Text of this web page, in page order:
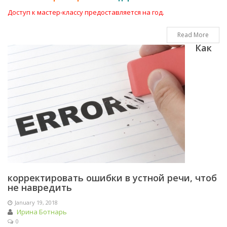
Доступ к мастер-классу предоставляется на год.
Read More
Как
корректировать ошибки в устной речи, чтоб
не навредить
January 19, 2018
Ирина Ботнарь
0